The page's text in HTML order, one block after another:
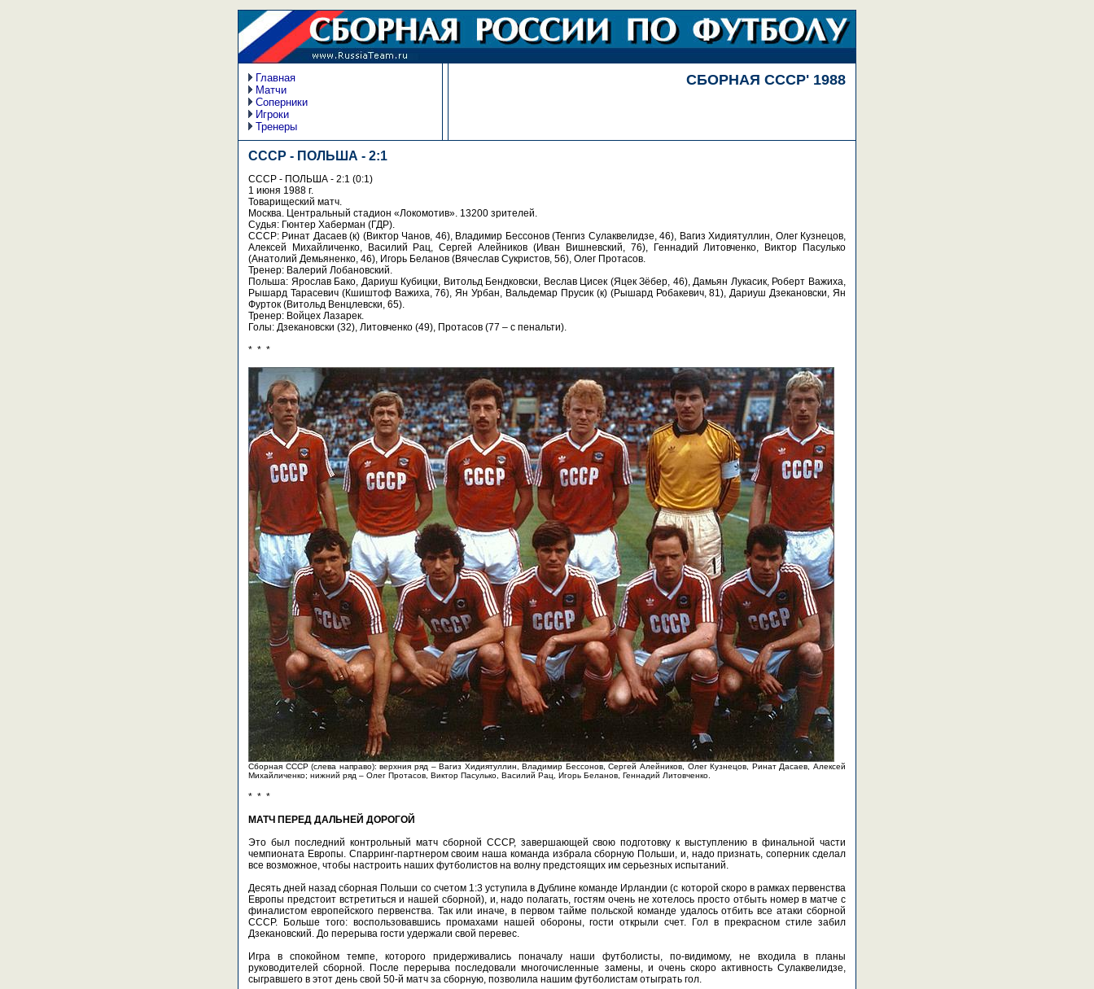
Главная
Матчи
Соперники
Игроки
Тренеры
СБОРНАЯ СССР' 1988
СССР - ПОЛЬША - 2:1
СССР - ПОЛЬША - 2:1 (0:1)
1 июня 1988 г.
Товарищеский матч.
Москва. Центральный стадион «Локомотив». 13200 зрителей.
Судья: Гюнтер Хаберман (ГДР).
СССР: Ринат Дасаев (к) (Виктор Чанов, 46), Владимир Бессонов (Тенгиз Сулаквелидзе, 46), Вагиз Хидиятуллин, Олег Кузнецов,
Алексей Михайличенко, Василий Рац, Сергей Алейников (Иван Вишневский, 76), Геннадий Литовченко, Виктор Пасулько
(Анатолий Демьяненко, 46), Игорь Беланов (Вячеслав Сукристов, 56), Олег Протасов.
Тренер: Валерий Лобановский.
Польша: Ярослав Бако, Дариуш Кубицки, Витольд Бендковски, Веслав Цисек (Яцек Зёбер, 46), Дамьян Лукасик, Роберт Важиха,
Рышард Тарасевич (Кшиштоф Важиха, 76), Ян Урбан, Вальдемар Прусик (к) (Рышард Робакевич, 81), Дариуш Дзекановски, Ян
Фурток (Витольд Венцлевски, 65).
Тренер: Войцех Лазарек.
Голы: Дзекановски (32), Литовченко (49), Протасов (77 – с пенальти).
* * *
Сборная СССР (слева направо): верхния ряд – Вагиз Хидиятуллин, Владимир Бессонов, Сергей Алейников, Олег Кузнецов, Ринат Дасаев, Алексей
Михайличенко; нижний ряд – Олег Протасов, Виктор Пасулько, Василий Рац, Игорь Беланов, Геннадий Литовченко.
* * *
МАТЧ ПЕРЕД ДАЛЬНЕЙ ДОРОГОЙ
Это был последний контрольный матч сборной СССР, завершающей свою подготовку к выступлению в финальной части
чемпионата Европы. Спарринг-партнером своим наша команда избрала сборную Польши, и, надо признать, соперник сделал
все возможное, чтобы настроить наших футболистов на волну предстоящих им серьезных испытаний.
Десять дней назад сборная Польши со счетом 1:3 уступила в Дублине команде Ирландии (с которой скоро в рамках первенства
Европы предстоит встретиться и нашей сборной), и, надо полагать, гостям очень не хотелось просто отбыть номер в матче с
финалистом европейского первенства. Так или иначе, в первом тайме польской команде удалось отбить все атаки сборной
СССР. Больше того: воспользовавшись промахами нашей обороны, гости открыли счет. Гол в прекрасном стиле забил
Дзекановский. До перерыва гости удержали свой перевес.
Игра в спокойном темпе, которого придерживались поначалу наши футболисты, по-видимому, не входила в планы
руководителей сборной. После перерыва последовали многочисленные замены, и очень скоро активность Сулаквелидзе,
сыгравшего в этот день свой 50-й матч за сборную, позволила нашим футболистам отыграть гол.